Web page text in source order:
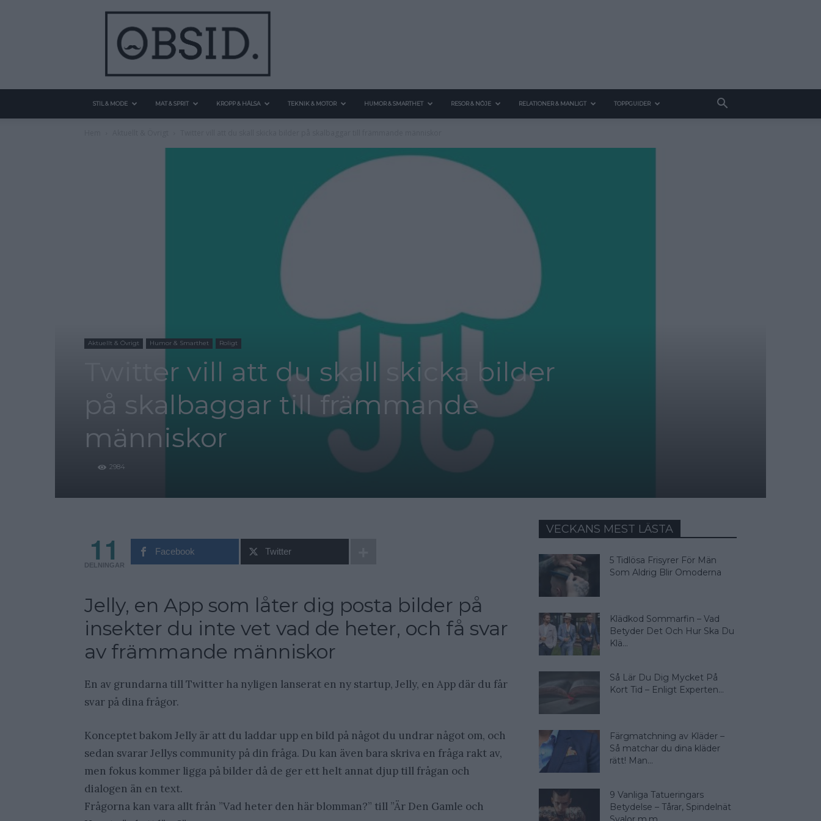
STIL & MODE MAT & SPRIT KROPP & HÄLSA TEKNIK & MOTOR HUMOR & SMARTHET RESOR & NÖJE RELATIONER & MANLIGT TOPPGUIDER
Aktuellt & Övrigt Humor & Smarthet Roligt
Twitter vill att du skall skicka bilder
på skalbaggar till främmande
människor
2984
11
DELNINGAR
Facebook Twitter
Jelly, en App som låter dig posta bilder på
insekter du inte vet vad de heter, och få svar
av främmande människor
En av grundarna till Twitter ha nyligen lanserat en ny startup, Jelly, en App där du får
svar på dina frågor.
Konceptet bakom Jelly är att du laddar upp en bild på något du undrar något om, och
sedan svarar Jellys community på din fråga. Du kan även bara skriva en fråga rakt av,
men fokus kommer ligga på bilder då de ger ett helt annat djup till frågan och
dialogen än en text.
Frågorna kan vara allt från ”Vad heter den här blomman?” till ”Är Den Gamle och
VECKANS MEST LÄSTA
5 Tidlösa Frisyrer För Män
Som Aldrig Blir Omoderna
Klädkod Sommarfin – Vad
Betyder Det Och Hur Ska Du
Klä...
Så Lär Du Dig Mycket På
Kort Tid – Enligt Experten...
Färgmatchning av Kläder –
Så matchar du dina kläder
rätt! Man...
9 Vanliga Tatueringars
Betydelse – Tårar, Spindelnät